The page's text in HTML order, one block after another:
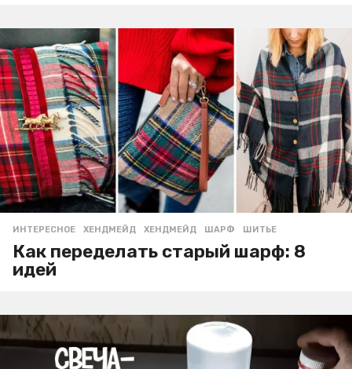
ИНТЕРЕСНОЕ ,ХЕНДМЕЙД ХЕНДМЕЙД ,ШАРФ ,ШИТЬЕ
Как переделать старый шарф: 8
идей